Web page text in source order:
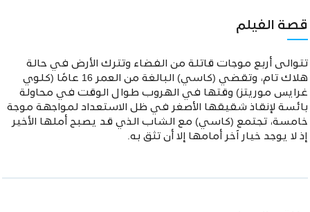
قصة الفيلم
تتوالى أربع موجات قاتلة من الفضاء وتترك الأرض في حالة
هلاك تام، وتقضي (كاسي) البالغة من العمر 16 عامًا (كلوي
غرايس موريتز) وقتها في الهروب طوال الوقت في محاولة
بائسة لإنقاذ شقيقها الأصغر في ظل الاستعداد لمواجهة موجة
خامسة، تجتمع (كاسي) مع الشاب الذي قد يصبح أملها الأخير
إذ لا يوجد خيار آخر أمامها إلا أن تثق به.